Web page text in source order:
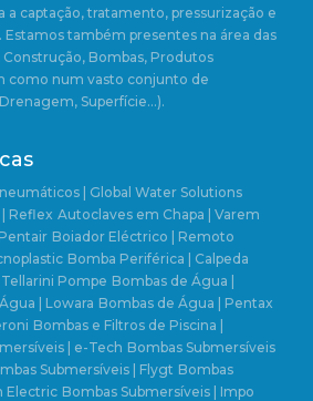
a captação, tratamento, pressurização e
também presentes na área das
Bombas, Produtos
como num vasto conjunto de
Superfície…).
| Global Water Solutions
Reflex Autoclaves em Chapa | Varem
Boiador Eléctrico | Remoto
Bomba Periférica | Calpeda
Pompe Bombas de Água |
| Lowara Bombas de Água | Pentax
Bombas e Filtros de Piscina |
| e-Tech Bombas Submersíveis
Submersíveis | Flygt Bombas
Electric Bombas Submersíveis | Impo